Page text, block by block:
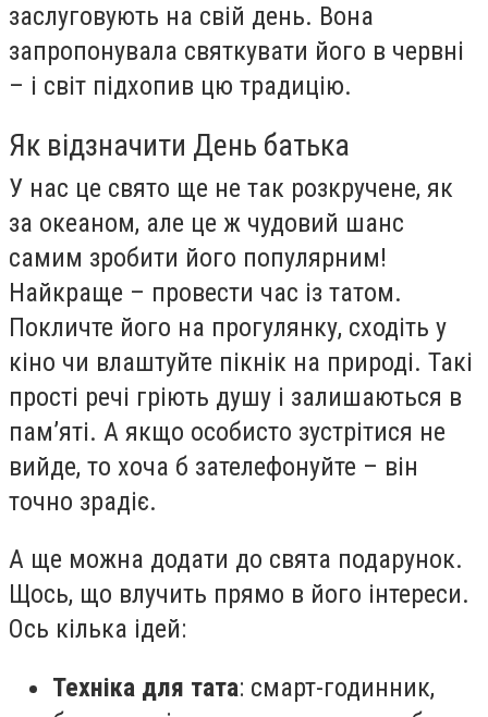
заслуговують на свій день. Вона
запропонувала святкувати його в червні
– і світ підхопив цю традицію.
Як відзначити День батька
У нас це свято ще не так розкручене, як
за океаном, але це ж чудовий шанс
самим зробити його популярним!
Найкраще – провести час із татом.
Покличте його на прогулянку, сходіть у
кіно чи влаштуйте пікнік на природі. Такі
прості речі гріють душу і залишаються в
пам’яті. А якщо особисто зустрітися не
вийде, то хоча б зателефонуйте – він
точно зрадіє.
А ще можна додати до свята подарунок.
Щось, що влучить прямо в його інтереси.
Ось кілька ідей:
Техніка для тата: смарт-годинник,